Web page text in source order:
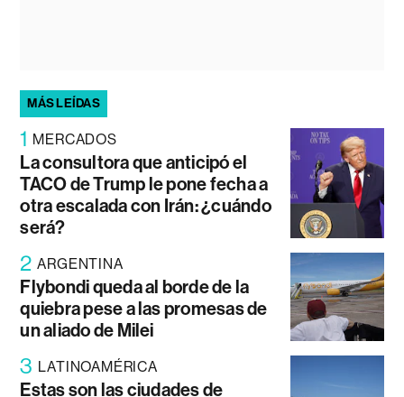
MÁS LEÍDAS
1 MERCADOS
La consultora que anticipó el
TACO de Trump le pone fecha a
otra escalada con Irán: ¿cuándo
será?
2 ARGENTINA
Flybondi queda al borde de la
quiebra pese a las promesas de
un aliado de Milei
3 LATINOAMÉRICA
Estas son las ciudades de